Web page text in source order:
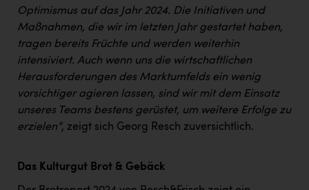
Vorlagenportal
Wir besiegen Krebs
Wirtschaftskammer OÖ
ZGONC
ZULuft - Zukunft Luft Austria
z.l.ö.
Wirtschaftskammer OÖ Energiehandel
Optimismus auf das Jahr 2024. Die Initiativen und
Maßnahmen, die wir im letzten Jahr gestartet haben,
tragen bereits Früchte und werden weiterhin
intensiviert. Auch wenn uns die wirtschaftlichen
Herausforderungen des Marktumfelds ein wenig
vorsichtiger agieren lassen, sind wir mit dem Einsatz
unseres Teams bestens gerüstet, um weitere Erfolge zu
erzielen“, zeigt sich Georg Resch zuversichtlich.
Das Kulturgut Brot & Gebäck